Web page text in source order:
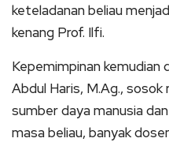
keteladanan beliau
kenang Prof. Ilfi.
Kepemimpinan kemudian
Abdul Haris, M.Ag.,
sumber daya manusia
masa beliau, banyak